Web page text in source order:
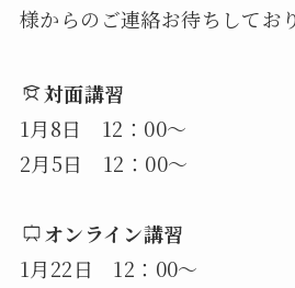
様からのご連絡お待ちしてお
対面講習
1月8日 12：00〜
2月5日 12：00〜
オンライン講習
1月22日 12：00〜